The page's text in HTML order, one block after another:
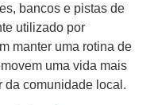
bancos e pistas de
utilizado por
manter uma rotina de
uma vida mais
da comunidade local.